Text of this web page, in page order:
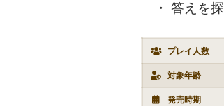
答えを探
プレイ人数
対象年齢
発売時期